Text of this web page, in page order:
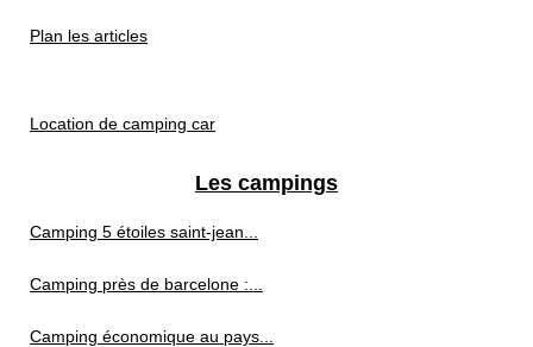
Plan les articles
Location de camping car
Les campings
Camping 5 étoiles saint-jean...
Camping près de barcelone :...
Camping économique au pays...